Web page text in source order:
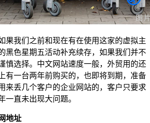
果我们之前和现在有在使用这家的虚拟主
黑色星期五活动补充续存，如果我们并不
慎选择。中文网站速度一般，外贸用的还
有一台两年前购买的，也即将到期，准备
来丢几个客户的企业网站的，客户只要求
一直未出现大问题。
地址